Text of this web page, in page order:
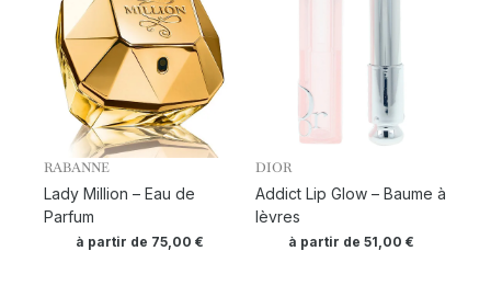
RABANNE
Lady Million – Eau de
Parfum
à partir de 75,00€
DIOR
Addict Lip Glow – Baume à
lèvres
à partir de 51,00 €